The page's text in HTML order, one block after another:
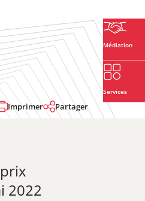
Médiation
Services
Imprimer Partager
2022